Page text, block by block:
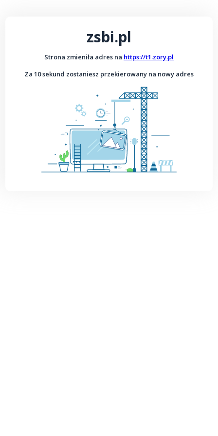
zsbi.pl
Strona zmieniła adres na https://t1.zory.pl
Za 10 sekund zostaniesz przekierowany na nowy adres